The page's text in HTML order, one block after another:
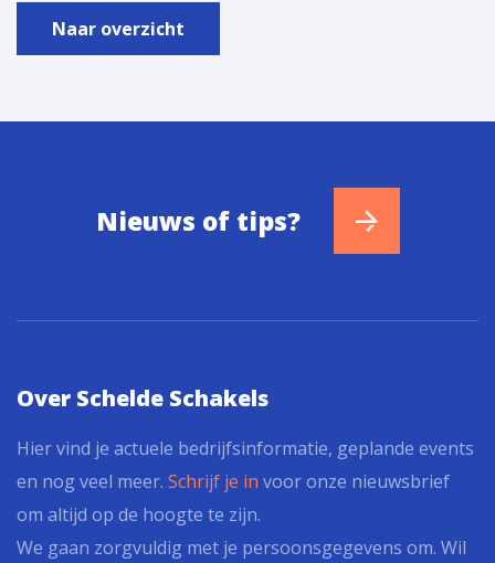
Naar overzicht
Nieuws of tips?
Over Schelde Schakels
Hier vind je actuele bedrijfsinformatie, geplande events
en nog veel meer. Schrijf je in voor onze nieuwsbrief
om altijd op de hoogte te zijn.
We gaan zorgvuldig met je persoonsgegevens om. Wil